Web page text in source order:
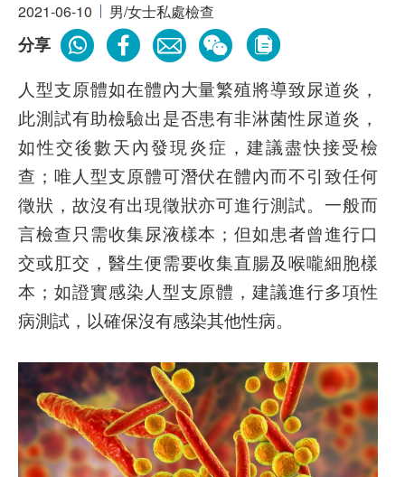
2021-06-10
男/女士私處檢查
分享
人型支原體如在體內大量繁殖將導致尿道炎，
此測試有助檢驗出是否患有非淋菌性尿道炎，
如性交後數天內發現炎症，建議盡快接受檢
查；唯人型支原體可潛伏在體內而不引致任何
徵狀，故沒有出現徵狀亦可進行測試。一般而
言檢查只需收集尿液樣本；但如患者曾進行口
交或肛交，醫生便需要收集直腸及喉嚨細胞樣
本；如證實感染人型支原體，建議進行多項性
病測試，以確保沒有感染其他性病。